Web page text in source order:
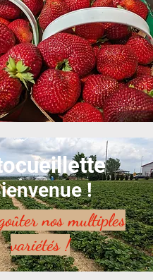
!
nos multiples
variétés !